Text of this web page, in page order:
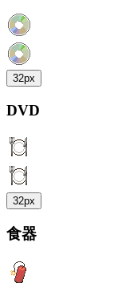
32px
DVD
32px
食器